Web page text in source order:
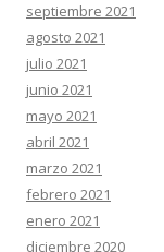
septiembre 2021
agosto 2021
julio 2021
junio 2021
mayo 2021
abril 2021
marzo 2021
febrero 2021
enero 2021
diciembre 2020